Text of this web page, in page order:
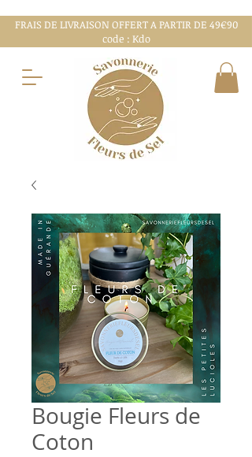
FRAIS DE LIVRAISON OFFERT A PARTIR DE 49€90
code : Kdo
Bougie Fleurs de
Coton